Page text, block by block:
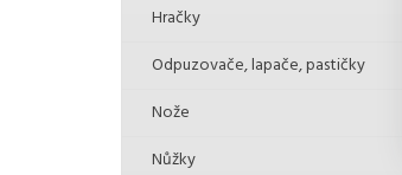
Hračky
Odpuzovače, lapače, pastičky
Nože
Nůžky